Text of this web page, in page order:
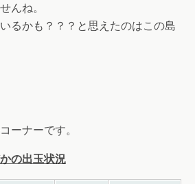
んね。
るかも？？？と思えたのはこの島
ーナーです。
の出玉状況